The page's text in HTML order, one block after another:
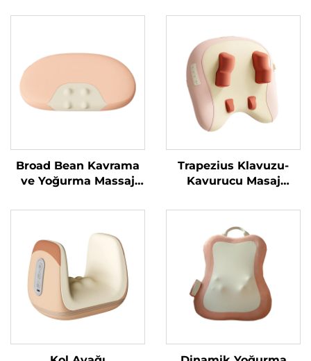
Broad Bean Kavrama
ve Yoğurma Massaj
Trapezius Klavuzu-
Kavurucu Masaj